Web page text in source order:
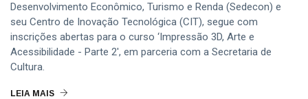
Desenvolvimento Econômico, Turismo e Renda (Sedecon) e
seu Centro de Inovação Tecnológica (CIT), segue com
inscrições abertas para o curso ‘Impressão 3D, Arte e
Acessibilidade - Parte 2', em parceria com a Secretaria de
Cultura.
LEIA MAIS